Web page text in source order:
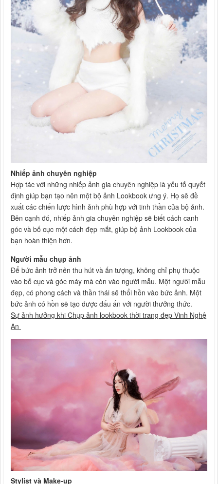
Nhiếp ảnh chuyên nghiệp
Hợp tác với những nhiếp ảnh gia chuyên nghiệp là yếu tố quyết
định giúp bạn tạo nên một bộ ảnh Lookbook ưng ý. Họ sẽ đề
xuất các chiến lược hình ảnh phù hợp với tinh thần của bộ ảnh.
Bên cạnh đó, nhiếp ảnh gia chuyên nghiệp sẽ biết cách canh
góc và bố cục một cách đẹp mắt, giúp bộ ảnh Lookbook của
bạn hoàn thiện hơn.
Người mẫu chụp ảnh
Để bức ảnh trở nên thu hút và ấn tượng, không chỉ phụ thuộc
vào bố cục và góc máy mà còn vào người mẫu. Một người mẫu
đẹp, có phong cách và thần thái sẽ thổi hồn vào bức ảnh. Một
bức ảnh có hồn sẽ tạo được dấu ấn với người thưởng thức.
Sự ảnh hưởng khi Chụp ảnh lookbook thời trang đẹp Vinh Nghệ
An
Stylist và Make-up